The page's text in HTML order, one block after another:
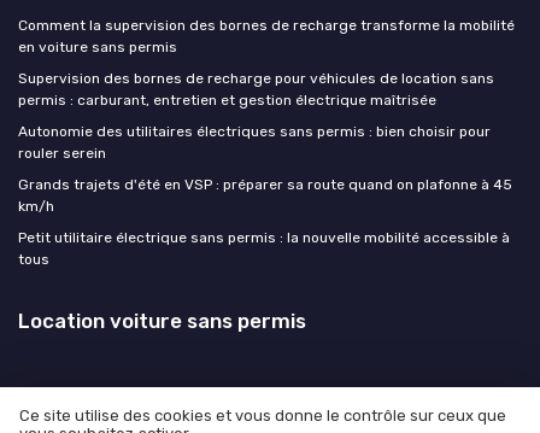
Comment la supervision des bornes de recharge transforme la mobilité
en voiture sans permis
Supervision des bornes de recharge pour véhicules de location sans
permis : carburant, entretien et gestion électrique maîtrisée
Autonomie des utilitaires électriques sans permis : bien choisir pour
rouler serein
Grands trajets d'été en VSP : préparer sa route quand on plafonne à 45
km/h
Petit utilitaire électrique sans permis : la nouvelle mobilité accessible à
tous
Location voiture sans permis
Ce site utilise des cookies et vous donne le contrôle sur ceux que